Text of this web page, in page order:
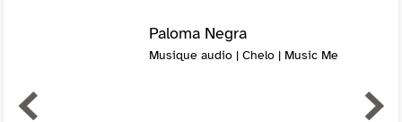
Paloma Negra
Musique audio | Chelo | Music Me